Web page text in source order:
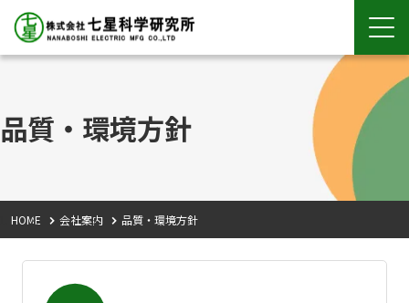
品質・環境方針
HOME 会社案内 品質・環境方針